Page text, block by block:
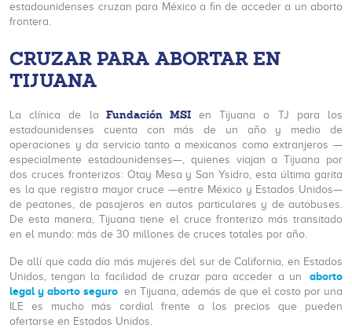
estadounidenses cruzan para México a fin de acceder a un aborto
frontera.
CRUZAR PARA ABORTAR EN
TIJUANA
La clínica de la Fundación MSIen Tijuana o TJ para los
estadounidenses cuenta con más de un año y medio de
operaciones y da servicio tanto a mexicanos como extranjeros —
especialmente estadounidenses—, quienes viajan a Tijuana por
dos cruces fronterizos: Otay Mesa y San Ysidro, esta última garita
es la que registra mayor cruce —entre México y Estados Unidos—
de peatones, de pasajeros en autos particulares y de autobuses.
De esta manera, Tijuana tiene el cruce fronterizo más transitado
en el mundo: más de 30 millones de cruces totales por año.
De allí que cada día más mujeres del sur de California, en Estados
Unidos, tengan la facilidad de cruzar para acceder a un
aborto
legal y aborto seguro en Tijuana, además de que el costo por una
ILE es mucho más cordial frente a los precios que pueden
ofertarse en Estados Unidos.